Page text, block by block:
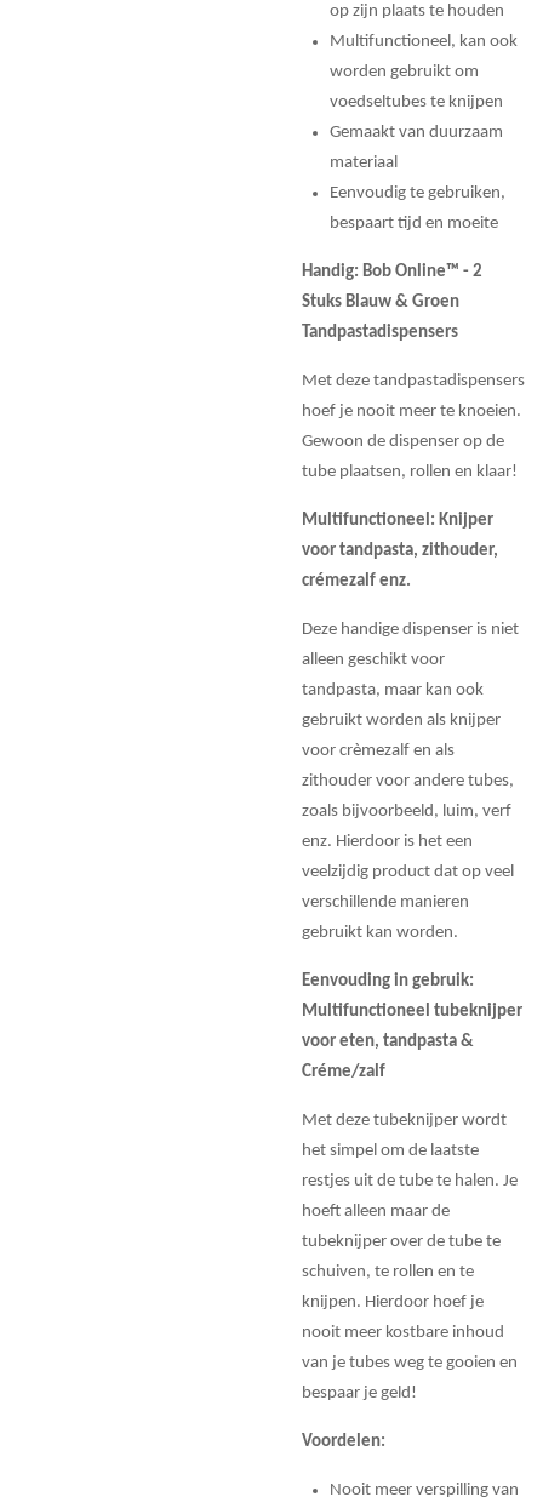
op zijn plaats te houden
Multifunctioneel, kan ook
worden gebruikt om
voedseltubes te knijpen
Gemaakt van duurzaam
materiaal
Eenvoudig te gebruiken,
bespaart tijd en moeite
Handig: Bob Online™ - 2
Stuks Blauw & Groen
Tandpastadispensers
Met deze tandpastadispensers
hoef je nooit meer te knoeien.
Gewoon de dispenser op de
tube plaatsen, rollen en klaar!
Multifunctioneel: Knijper
voor tandpasta, zithouder,
crémezalf enz.
Deze handige dispenser is niet
alleen geschikt voor
tandpasta, maar kan ook
gebruikt worden als knijper
voor crèmezalf en als
zithouder voor andere tubes,
zoals bijvoorbeeld, luim, verf
enz. Hierdoor is het een
veelzijdig product dat op veel
verschillende manieren
gebruikt kan worden.
Eenvouding in gebruik:
Multifunctioneel tubeknijper
voor eten, tandpasta &
Créme/zalf
Met deze tubeknijper wordt
het simpel om de laatste
restjes uit de tube te halen. Je
hoeft alleen maar de
tubeknijper over de tube te
schuiven, te rollen en te
knijpen. Hierdoor hoef je
nooit meer kostbare inhoud
van je tubes weg te gooien en
bespaar je geld!
Voordelen:
Nooit meer verspilling van